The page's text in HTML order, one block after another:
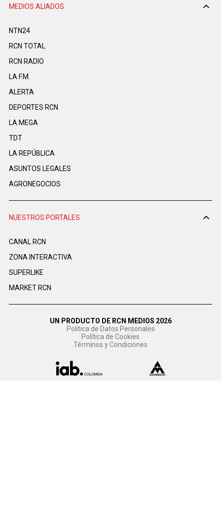
MEDIOS ALIADOS
NTN24
RCN TOTAL
RCN RADIO
LA F.M.
ALERTA
DEPORTES RCN
LA MEGA
TDT
LA REPÚBLICA
ASUNTOS LEGALES
AGRONEGOCIOS
NUESTROS PORTALES
CANAL RCN
ZONA INTERACTIVA
SUPERLIKE
MARKET RCN
UN PRODUCTO DE RCN MEDIOS 2026
Política de Datos Personales
Política de Cookies
Términos y Condiciones